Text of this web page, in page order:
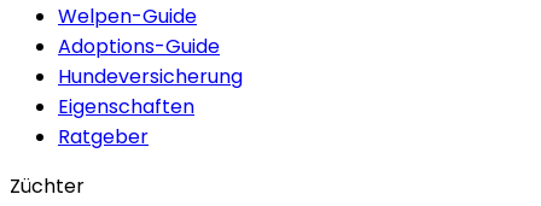
Welpen-Guide
Adoptions-Guide
Hundeversicherung
Eigenschaften
Ratgeber
Züchter